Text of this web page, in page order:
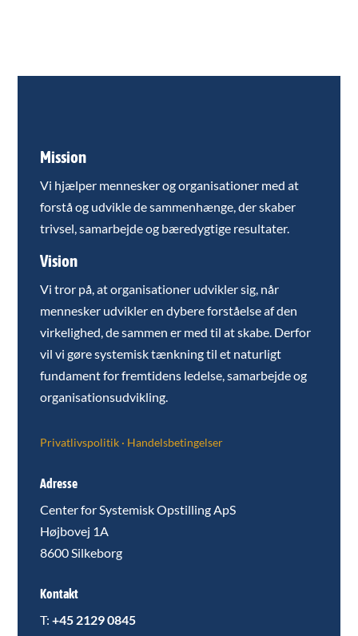
Mission
Vi hjælper mennesker og organisationer med at
forstå og udvikle de sammenhænge, der skaber
trivsel, samarbejde og bæredygtige resultater.
Vision
Vi tror på, at organisationer udvikler sig, når
mennesker udvikler en dybere forståelse af den
virkelighed, de sammen er med til at skabe. Derfor
vil vi gøre systemisk tænkning til et naturligt
fundament for fremtidens ledelse, samarbejde og
organisationsudvikling.
Privatlivspolitik · Handelsbetingelser
Adresse
Center for Systemisk Opstilling ApS
Højbovej 1A
8600 Silkeborg
Kontakt
T:+45 2129 0845